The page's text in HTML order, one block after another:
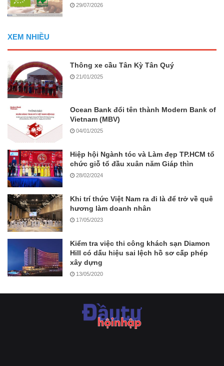
29/07/2026
XEM NHIỀU
Thông xe cầu Tân Kỳ Tân Quý
21/01/2025
Ocean Bank đổi tên thành Modern Bank of
Vietnam (MBV)
04/01/2025
Hiệp hội Ngành tóc và Làm đẹp TP.HCM tổ
chức giỗ tổ đầu xuân năm Giáp thìn
28/02/2024
Khi trí thức Việt Nam ra đi là để trở về quê
hương làm doanh nhân
17/05/2023
Kiểm tra việc thi công khách sạn Diamon
Hill có dấu hiệu sai lệch hồ sơ cấp phép
xây dựng
13/05/2020